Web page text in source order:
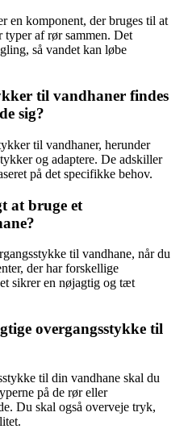
en komponent, der bruges til at
af rør sammen. Det
så vandet kan løbe
til vandhaner findes
sig?
til vandhaner, herunder
og adaptere. De adskiller
på det specifikke behov.
at bruge et
til vandhane, når du
der har forskellige
sikrer en nøjagtig og tæt
overgangsstykke til
til din vandhane skal du
på de rør eller
Du skal også overveje tryk,